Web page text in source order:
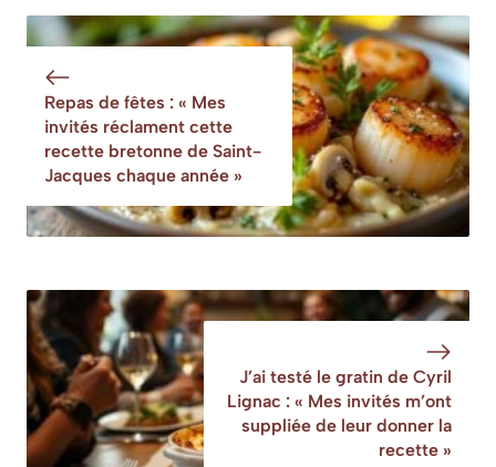
place de la viande
dans mes tomates
farcies : c’est
délicieux, cet
ingrédient pas
cher fait un gros
carton en cuisine
chocolat prête en
10 min sans œufs
ni crème ! »
Repas de fêtes : « Mes
invités réclament cette
recette bretonne de Saint-
Jacques chaque année »
J’ai testé le gratin de Cyril
Lignac : « Mes invités m’ont
suppliée de leur donner la
recette »